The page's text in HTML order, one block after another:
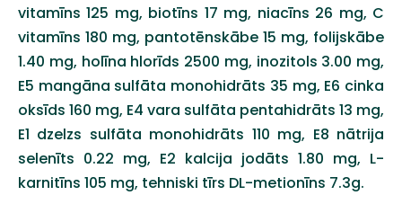
vitamīns 125 mg, biotīns 17 mg, niacīns 26 mg, C
vitamīns 180 mg, pantotēnskābe 15 mg, folijskābe
1.40 mg, holīna hlorīds 2500 mg, inozitols 3.00 mg,
E5 mangāna sulfāta monohidrāts 35 mg, E6 cinka
oksīds 160 mg, E4 vara sulfāta pentahidrāts 13 mg,
E1 dzelzs sulfāta monohidrāts 110 mg, E8 nātrija
selenīts 0.22 mg, E2 kalcija jodāts 1.80 mg, L-
karnitīns 105 mg, tehniski tīrs DL-metionīns 7.3g.